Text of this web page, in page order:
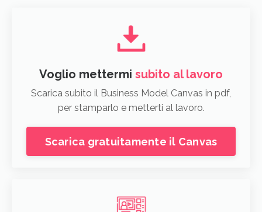
Voglio mettermi subito al lavoro
Scarica subito il Business Model Canvas in pdf,
per stamparlo e metterti al lavoro.
Scarica gratuitamente il Canvas